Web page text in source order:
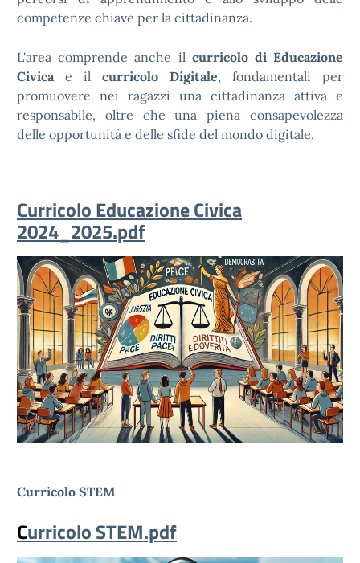
competenze chiave per la cittadinanza.
L'area comprende anche il curricolo di Educazione
Civicae il curricolo Digitale, fondamentali per
promuovere nei ragazzi una cittadinanza attiva e
responsabile, oltre che una piena consapevolezza
delle opportunità e delle sfide del mondo digitale.
Curricolo Educazione Civica
2024_2025.pdf
Curricolo STEM
Curricolo STEM.pdf